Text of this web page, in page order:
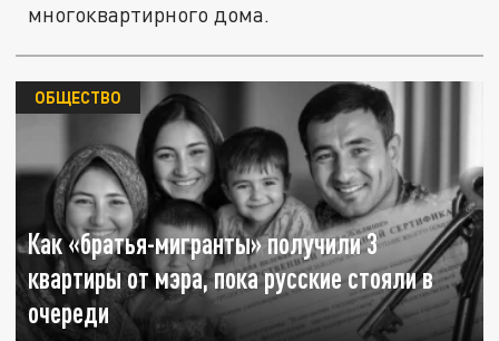
многоквартирного дома.
Как «братья-мигранты» получили 3
квартиры от мэра, пока русские стояли в
очереди
ОБЩЕСТВО